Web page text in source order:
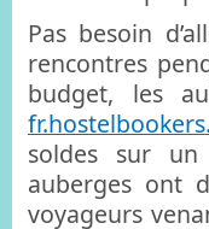
Pas besoin
rencontres
budget, les
soldes sur un
auberges ont
voyageurs